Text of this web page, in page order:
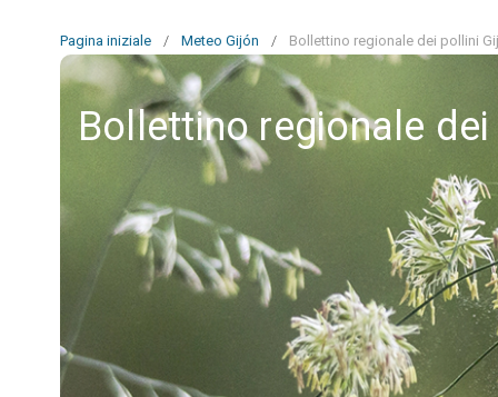
Pagina iniziale / Meteo Gijón / Bollettino regionale dei pollini
Bollettino regionale